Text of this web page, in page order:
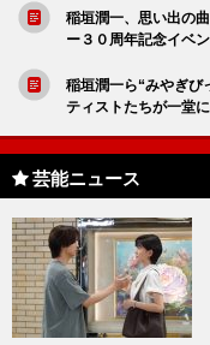
稲垣潤一、思い出の
ー３０周年記念イベ
稲垣潤一ら“みやぎ
ティストたちが一堂に
芸能ニュース